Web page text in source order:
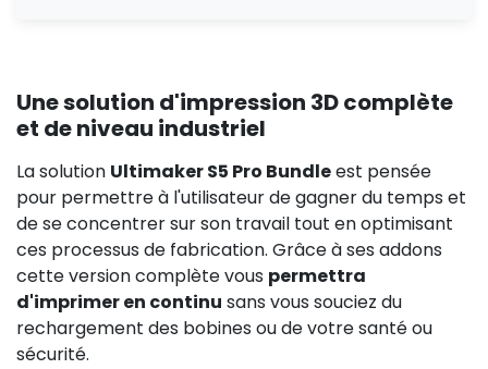
Une solution d'impression 3D complète
et de niveau industriel
La solution Ultimaker S5 Pro Bundleest pensée
pour permettre à l'utilisateur de gagner du temps et
de se concentrer sur son travail tout en optimisant
ces processus de fabrication. Grâce à ses addons
cette version complète vous permettra
d'imprimer en continu sans vous souciez du
rechargement des bobines ou de votre santé ou
sécurité.